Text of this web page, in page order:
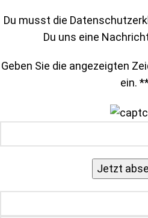
Du musst die
Du uns eine
Geben Sie die angezeigten
ein. *